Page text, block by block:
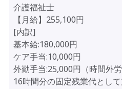
介護福祉士
【月給】255,100円
[内訳]
基本給:180,000円
ケア手当:10,000円
外勤手当:25,000円（時間外
16時間分の固定残業代とし